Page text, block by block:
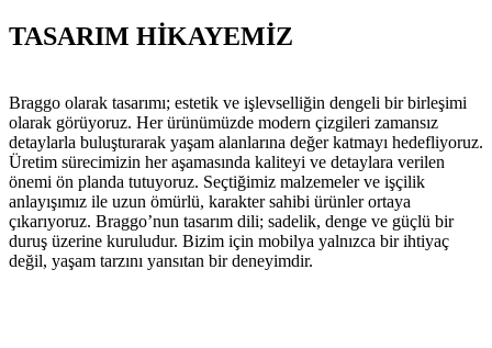
TASARIM HİKAYEMİZ
Braggo olarak tasarımı; estetik ve işlevselliğin dengeli bir birleşimi
olarak görüyoruz. Her ürünümüzde modern çizgileri zamansız
detaylarla buluşturarak yaşam alanlarına değer katmayı hedefliyoruz.
Üretim sürecimizin her aşamasında kaliteyi ve detaylara verilen
önemi ön planda tutuyoruz. Seçtiğimiz malzemeler ve işçilik
anlayışımız ile uzun ömürlü, karakter sahibi ürünler ortaya
çıkarıyoruz. Braggo’nun tasarım dili; sadelik, denge ve güçlü bir
duruş üzerine kuruludur. Bizim için mobilya yalnızca bir ihtiyaç
değil, yaşam tarzını yansıtan bir deneyimdir.